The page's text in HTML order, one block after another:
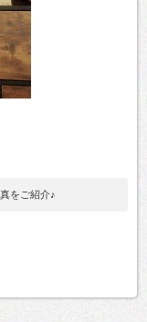
をご紹介♪